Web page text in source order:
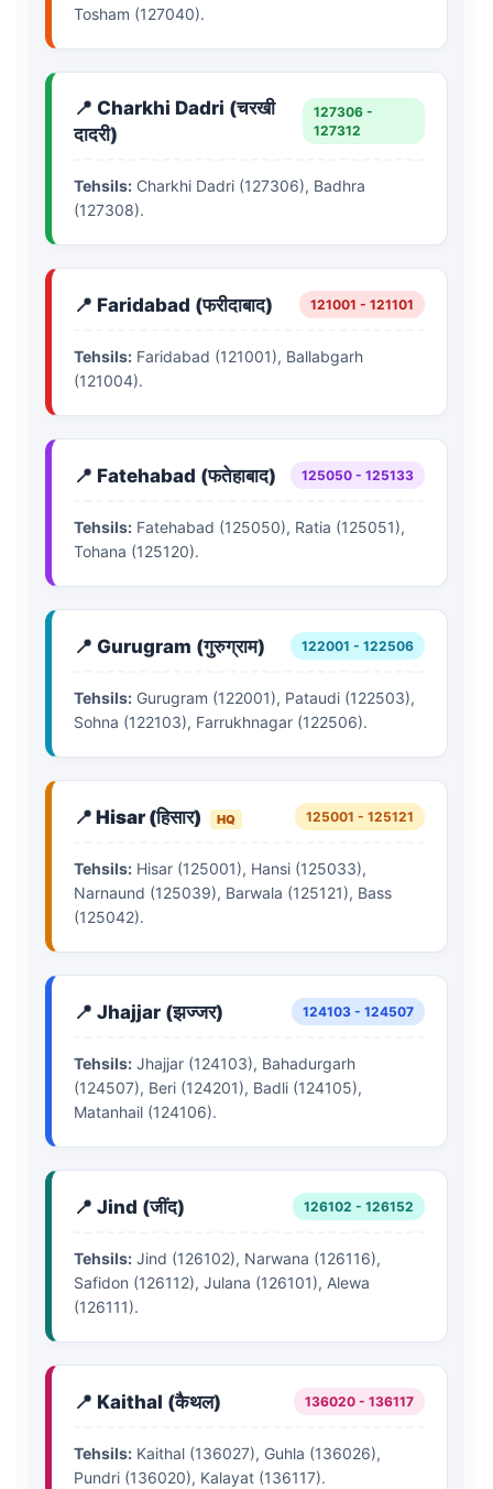
Tosham (127040).
📍 Charkhi Dadri (चरखी
दादरी)
127306 -
127312
Tehsils: Charkhi Dadri (127306), Badhra
(127308).
📍 Faridabad (फरीदाबाद) 121001 - 121101
Tehsils: Faridabad (121001), Ballabgarh
(121004).
📍 Fatehabad (फतेहाबाद) 125050 - 125133
Tehsils: Fatehabad (125050), Ratia (125051),
Tohana (125120).
📍 Gurugram (गुरुग्राम) 122001 - 122506
Tehsils: Gurugram (122001), Pataudi (122503),
Sohna (122103), Farrukhnagar (122506).
📍 Hisar (हिसार) HQ 125001 - 125121
Tehsils: Hisar (125001), Hansi (125033),
Narnaund (125039), Barwala (125121), Bass
(125042).
📍 Jhajjar (झज्जर) 124103 - 124507
Tehsils: Jhajjar (124103), Bahadurgarh
(124507), Beri (124201), Badli (124105),
Matanhail (124106).
📍 Jind (जींद) 126102 - 126152
Tehsils: Jind (126102), Narwana (126116),
Safidon (126112), Julana (126101), Alewa
(126111).
📍 Kaithal (कैथल) 136020 - 136117
Tehsils: Kaithal (136027), Guhla (136026),
Pundri (136020), Kalayat (136117).